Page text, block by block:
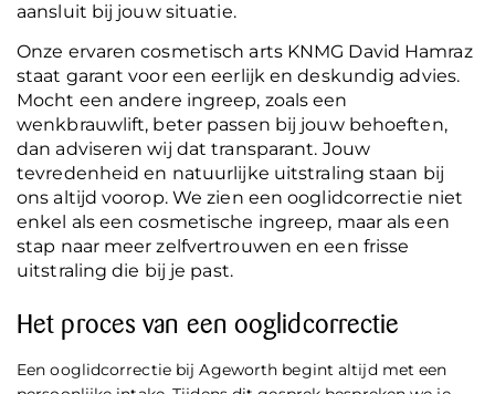
aansluit bij jouw situatie.
Onze ervaren cosmetisch arts KNMG David Hamraz
staat garant voor een eerlijk en deskundig advies.
Mocht een andere ingreep, zoals een
wenkbrauwlift, beter passen bij jouw behoeften,
dan adviseren wij dat transparant. Jouw
tevredenheid en natuurlijke uitstraling staan bij
ons altijd voorop. We zien een ooglidcorrectie niet
enkel als een cosmetische ingreep, maar als een
stap naar meer zelfvertrouwen en een frisse
uitstraling die bij je past.
Het proces van een ooglidcorrectie
Een ooglidcorrectie bij Ageworth begint altijd met een